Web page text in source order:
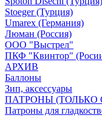
Stoeger (Турция)
Umarex (Германия)
Люман (Россия)
ООО "Выстрел"
ПКФ "Квинтор"
АРХИВ
Баллоны
Зип, аксессуары
ПАТРОНЫ
Патроны для